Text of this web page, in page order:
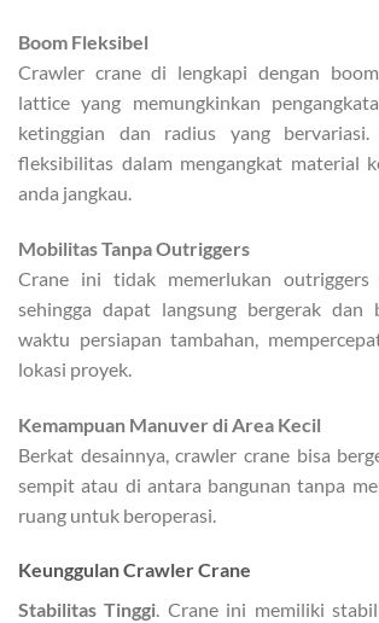
Boom Fleksibel
Crawler crane di lengkapi dengan
lattice yang memungkinkan
ketinggian dan radius yang
fleksibilitas dalam mengangkat material
anda jangkau.
Mobilitas Tanpa Outriggers
Crane ini tidak memerlukan outriggers
sehingga dapat langsung bergerak dan
waktu persiapan tambahan,
lokasi proyek.
Kemampuan Manuver di Area Kecil
Berkat desainnya, crawler crane bisa
sempit atau di antara bangunan tanpa
ruang untuk beroperasi.
Keunggulan Crawler Crane
Stabilitas Tinggi. Crane ini memiliki